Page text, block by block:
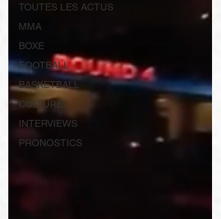
TOUTES LES ACTUS
MMA
BOXE
FOOTBALL
BASKETBALL
CULTURE
INTERVIEWS
PRONOSTICS